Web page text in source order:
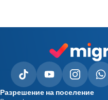
Разрешение на поселение